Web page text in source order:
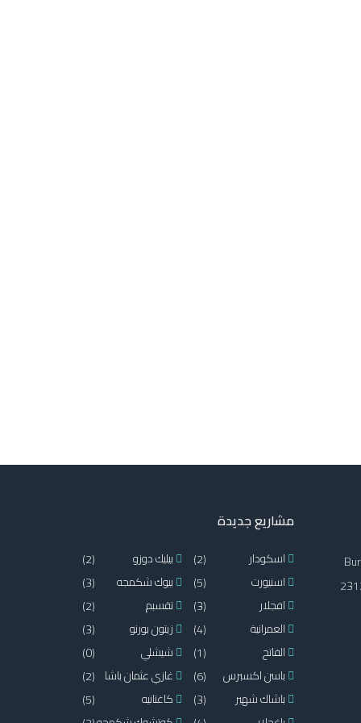
مشاريع جديدة
اسكودار
(2)
اسنيورت
(5)
افجلار
(3)
العمرانية
(4)
الفاتح
(1)
باسن اكسبرس
(6)
باشاك شهير
(3)
بيليك دوزو
(2)
بيوك شكمجه
(3)
تقسبم
(2)
زيتون بورنو
(3)
شيشلي
(0)
غازي عثمان باشا (2)
كاغتانيه
(5)